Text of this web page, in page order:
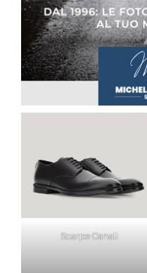
Scarpe Canali